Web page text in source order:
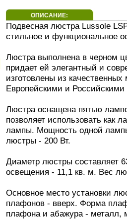
ОПИСАНИЕ:
Подвесная люстра Lussole
стильное и функциональное
Люстра выполнена в черном
придает ей элегантный и
изготовлены из
Европейскими и
Люстра оснащена пятью
позволяет использовать как
лампы. Мощность одной
люстры - 200 Вт.
Диаметр люстры составляет
освещения - 11,1 кв. м. Вес
Основное место установки
плафонов - вверх. Форма
плафона и абажура - металл,